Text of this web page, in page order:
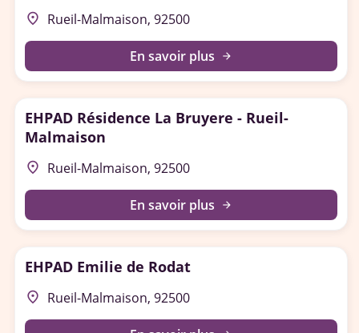
place Rueil-Malmaison, 92500
En savoir plus arrow_forward
EHPAD Résidence La Bruyere - Rueil-
Malmaison
place Rueil-Malmaison, 92500
En savoir plus arrow_forward
EHPAD Emilie de Rodat
place Rueil-Malmaison, 92500